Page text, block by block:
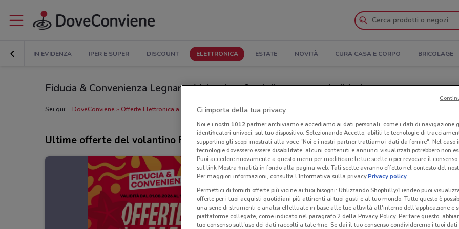
IN EVIDENZA IPER E SUPER DISCOUNT ELETTRONICA ESTATE NOVITÀ CURA CASA E CORPO BRICOLAGE
Fiducia & Convenienza Legnano: Volantino, Orari di apertura e Indirizzi
Sei qui: DoveConviene Offerte Elettronica a Legnano Negozi Fiducia & Convenienza a Legnano
Ultime offerte del volantino Fiducia & Convenienza
Ci importa della tua privacy
Noi e i nostri 1012partner archiviamo e accediamo ai dati personali, come i dati di navigazione
identificatori univoci, sul tuo dispositivo. Selezionando Accetto, abiliti le tecnologie di
supportino gli scopi mostrati alla voce "Noi e i nostri partner trattiamo i dati da fornire". Nel caso
tecnologie dovessero essere disabilitate, alcuni contenuti e annunci visualizzati potrebbero non
Puoi accedere nuovamente a questo menu per modificare le tue scelte o per revocare il
sul link Mostra finalità in fondo alla pagina web. Tali scelte avranno effetto nel contesto del
Per maggiori informazioni, consulta l'Informativa sulla privacy.Privacy policy
Permettici di fornirti offerte più vicine ai tuoi bisogni: Utilizzando Shopfully/Tiendeo puoi
offerte per i tuoi acquisti quotidiani più attinenti ai tuoi gusti e al tuo mondo. Tutto questo è
una serie di strumenti e analisi effettuate in base alle tue attività all'interno dell'applicazione e
piattaforme collegate, come indicato nel paragrafo 2 della Privacy Policy. Per fare questo,
tuo consenso sull'uso dei dati raccolti a tale fine. Se dai il tuo consenso condivideremo i tuoi dati